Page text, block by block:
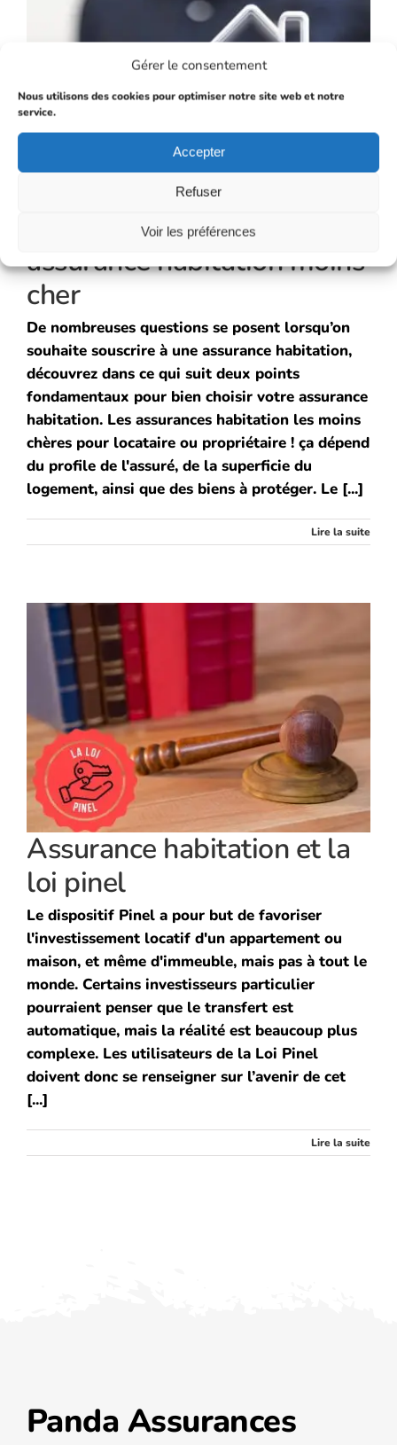
Gérer le consentement
Nous utilisons des cookies pour optimiser notre site web et notre
service.
Accepter
Refuser
Voir les préférences
Comment souscrire une
assurance habitation moins
cher
De nombreuses questions se posent lorsqu’on
souhaite souscrire à une assurance habitation,
découvrez dans ce qui suit deux points
fondamentaux pour bien choisir votre assurance
habitation. Les assurances habitation les moins
chères pour locataire ou propriétaire ! ça dépend
du profile de l'assuré, de la superficie du
logement, ainsi que des biens à protéger. Le [...]
Lire la suite
Assurance habitation et la
loi pinel
Le dispositif Pinel a pour but de favoriser
l'investissement locatif d'un appartement ou
maison, et même d'immeuble, mais pas à tout le
monde. Certains investisseurs particulier
pourraient penser que le transfert est
automatique, mais la réalité est beaucoup plus
complexe. Les utilisateurs de la Loi Pinel
doivent donc se renseigner sur l’avenir de cet
[...]
Lire la suite
Panda Assurances